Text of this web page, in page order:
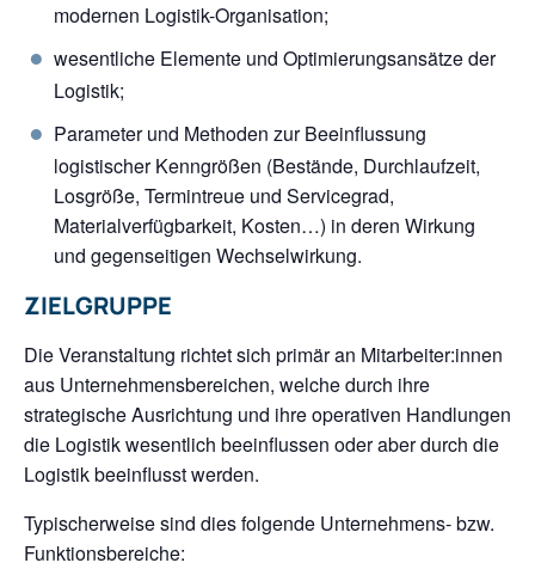
modernen Logistik-Organisation;
wesentliche Elemente und Optimierungsansätze der
Logistik;
Parameter und Methoden zur Beeinflussung
logistischer Kenngrößen (Bestände, Durchlaufzeit,
Losgröße, Termintreue und Servicegrad,
Materialverfügbarkeit, Kosten…) in deren Wirkung
und gegenseitigen Wechselwirkung.
ZIELGRUPPE
Die Veranstaltung richtet sich primär an Mitarbeiter:innen
aus Unternehmensbereichen, welche durch ihre
strategische Ausrichtung und ihre operativen Handlungen
die Logistik wesentlich beeinflussen oder aber durch die
Logistik beeinflusst werden.
Typischerweise sind dies folgende Unternehmens- bzw.
Funktionsbereiche: